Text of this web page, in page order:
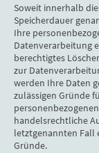
Soweit innerhalb
Speicherdauer
Ihre
Datenverarbeitung
berechtigtes
zur
werden Ihre Daten
zulässigen Gründe
handelsrechtliche
letztgenannten Fall
Gründe.